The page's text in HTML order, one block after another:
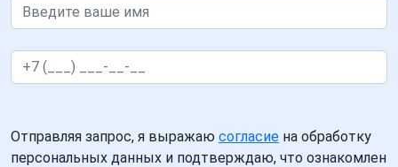
Отправляя запрос, я выражаю согласие на обработку
персональных данных и подтверждаю, что ознакомлен